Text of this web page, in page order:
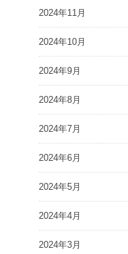
2024年11月
2024年10月
2024年9月
2024年8月
2024年7月
2024年6月
2024年5月
2024年4月
2024年3月